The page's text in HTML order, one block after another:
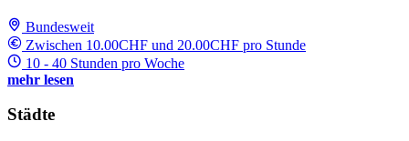
Bundesweit
Zwischen 10.00CHF und 20.00CHF pro Stunde
10 - 40 Stunden pro Woche
mehr lesen
Städte